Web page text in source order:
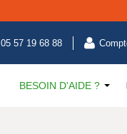
05 57 19 68 88
BESOIN D'AIDE ?